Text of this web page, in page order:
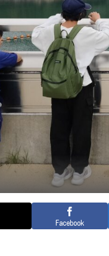
Facebook